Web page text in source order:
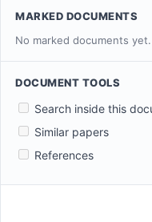
MARKED DOCUMENTS
No marked documents yet.
DOCUMENT TOOLS
Search inside this
Similar papers
References